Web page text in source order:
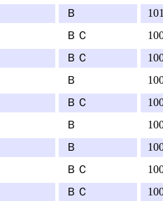
Ｂ
ＢＣ
ＢＣ
Ｂ
ＢＣ
Ｂ
Ｂ
ＢＣ
ＢＣ